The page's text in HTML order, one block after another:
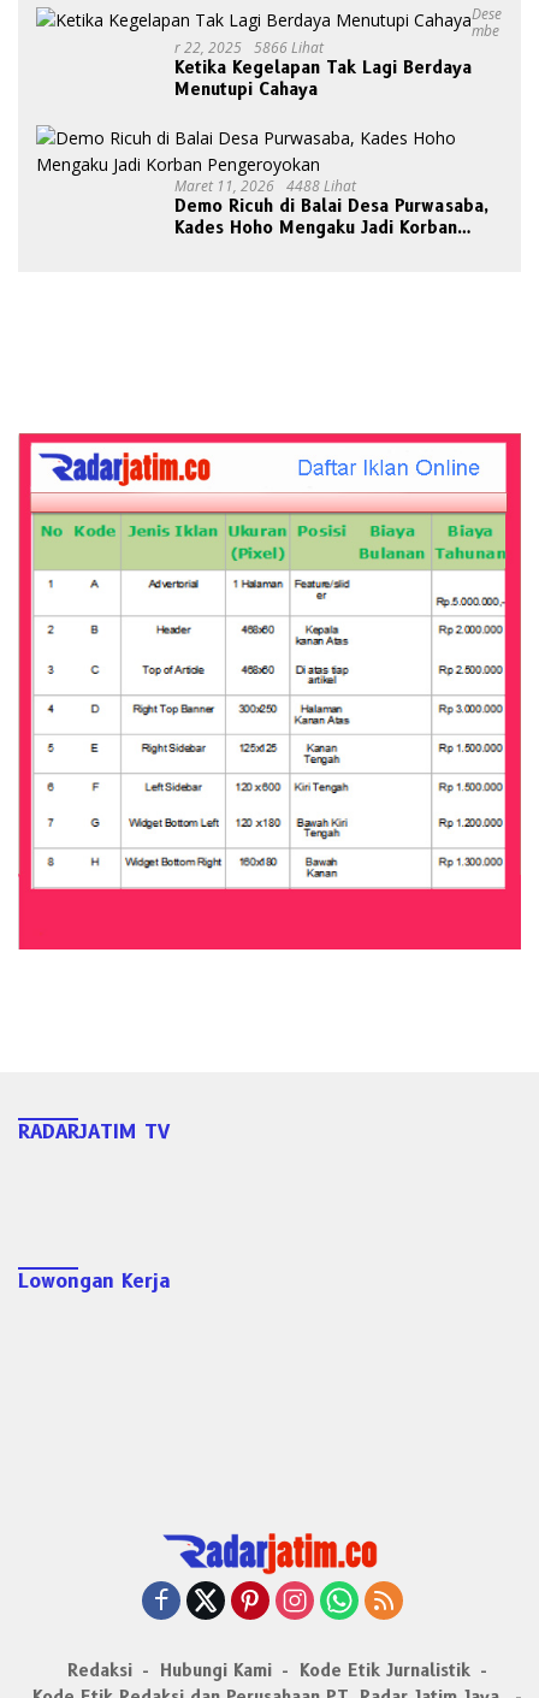
Dese
Mbe
R 22, 2025 5866 Lihat
Ketika Kegelapan Tak Lagi Berdaya
Menutupi Cahaya
Maret 11, 2026 4488 Lihat
Demo Ricuh di Balai Desa Purwasaba,
Kades Hoho Mengaku Jadi Korban
RADARJATIM TV
Lowongan Kerja
Redaksi Hubungi Kami
Kode Etik Jurnalistik